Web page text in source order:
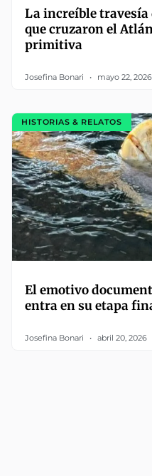
La increíble
que cruzaron el
primitiva
Josefina Bonari mayo 22, 2026
HISTORIAS & RELATOS
El emotivo
entra en su etapa
Josefina Bonari abril 20, 2026